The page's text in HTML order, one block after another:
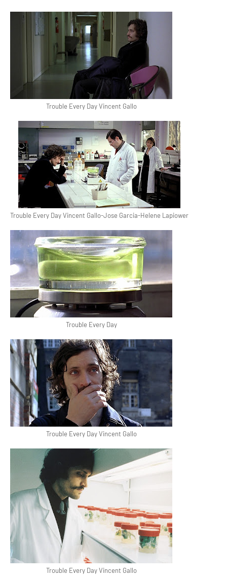
Trouble Every Day Vincent Gallo
Trouble Every Day Vincent Gallo-Jose Garcia-Helene Lapiower
Trouble Every Day
Trouble Every Day Vincent Gallo
Trouble Every Day Vincent Gallo